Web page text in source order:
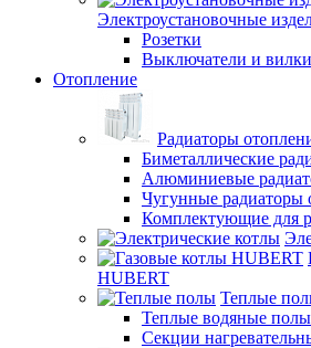
Электроустановочные
Розетки
Выключатели и вилки
Отопление
Радиаторы
Биметаллические
Алюминиевые
Чугунные радиаторы
Комплектующие для
HUBERT
Теплые
Теплые водяные полы
Секции